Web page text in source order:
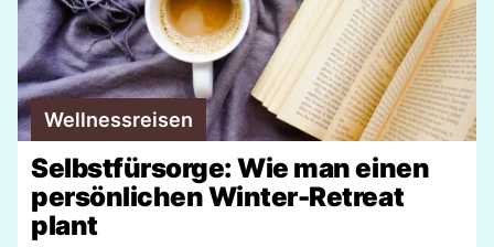
Wellnessreisen
Selbstfürsorge: Wie man einen
persönlichen Winter-Retreat
plant